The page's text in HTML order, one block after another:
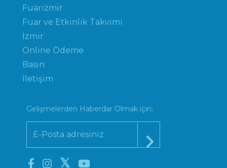
Fuarizmir
Fuar ve Etkinlik Takvimi
İzmir
Online Ödeme
Basın
İletişim
Gelişmelerden Haberdar Olmak için;